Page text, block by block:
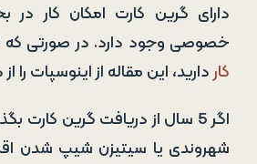
دارای گرین کارت امکان کار
خصوصی وجود دارد. در صورتی
کاردارید، این مقاله از اینوسپات
اگر 5 سال از دریافت گرین کارت
شهروندی یا سیتیزن شیپ شدن